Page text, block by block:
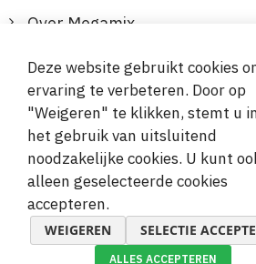
Over Megamix
Informatie
Klantenservice
Veilige en gemakkelijke
Deze website gebruikt cookies
ervaring te verbeteren. Door op
"Weigeren" te klikken, stemt u
het gebruik van uitsluitend
noodzakelijke cookies. U kunt
alleen geselecteerde cookies
accepteren.
WEIGEREN SELECTIE
ALLES ACCEPTEREN